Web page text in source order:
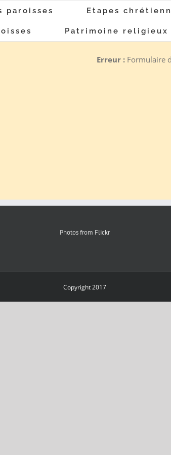
paroisses Etapes
Patrimoine religieux
Erreur : Formulaire
Photos from Flickr
Copyright 2017